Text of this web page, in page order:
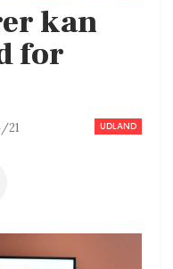
kan
for
UDLAND
21